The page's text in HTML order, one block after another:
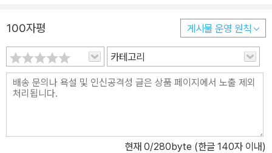
100자평 게시물 운영 원칙
카테고리
현재 0/280byte (한글 140자 이내)